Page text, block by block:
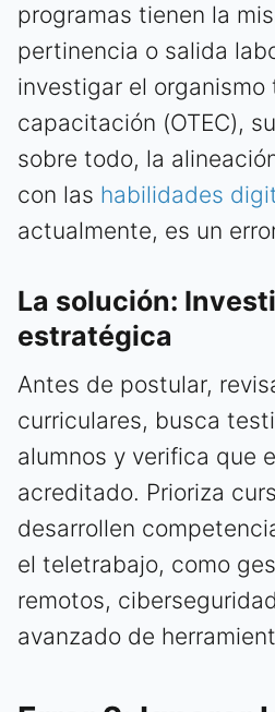
programas tienen la
pertinencia o salida
investigar el organismo
capacitación (OTEC),
sobre todo, la
con las habilidades
actualmente, es un
La solución:
estratégica
Antes de postular,
curriculares, busca
alumnos y verifica que
acreditado. Prioriza
desarrollen
el teletrabajo, como
remotos,
avanzado de